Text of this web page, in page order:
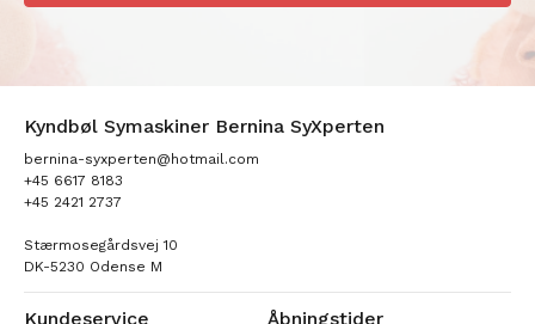
Kyndbøl Symaskiner Bernina SyXperten
bernina-syxperten@hotmail.com
+45 6617 8183
+45 2421 2737
Stærmosegårdsvej 10
DK-5230 Odense M
Kundeservice Åbningstider